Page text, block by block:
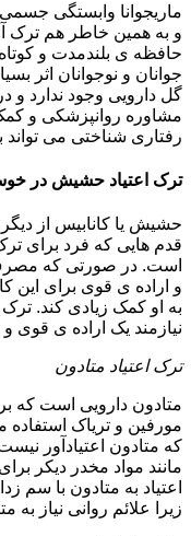
ماریجوانا وابستگی جسمی
و به همین خاطر هم ترک
حافظه ی بلندمدت و
جوانان و نوجوانان اثر
گل دارویی وجود ندارد و
مشاوره روانپزشکی و
رفتاری شناختی می
ترک اعتیاد حشیش در
حشیش یا کانابیس از
قدم هایی که فرد برای
است. در صورتی که
و اراده ی قوی برای این
به او کمک زیادی کند.
نیازمند یک اراده ی قوی
ترک اعتیاد متادون
متادون دارویی است که
مورفین و تریاک
که متادون اعتیادآور
مانند مواد مخدر دیکر
اعتیاد به متادون با سم
زیرا علائم روانی نیاز به